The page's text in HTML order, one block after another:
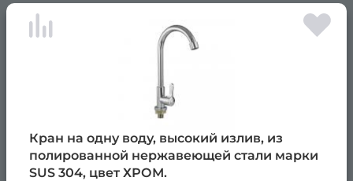
Кран на одну воду, высокий излив, из
полированной нержавеющей стали марки
SUS 304, цвет ХРОМ.